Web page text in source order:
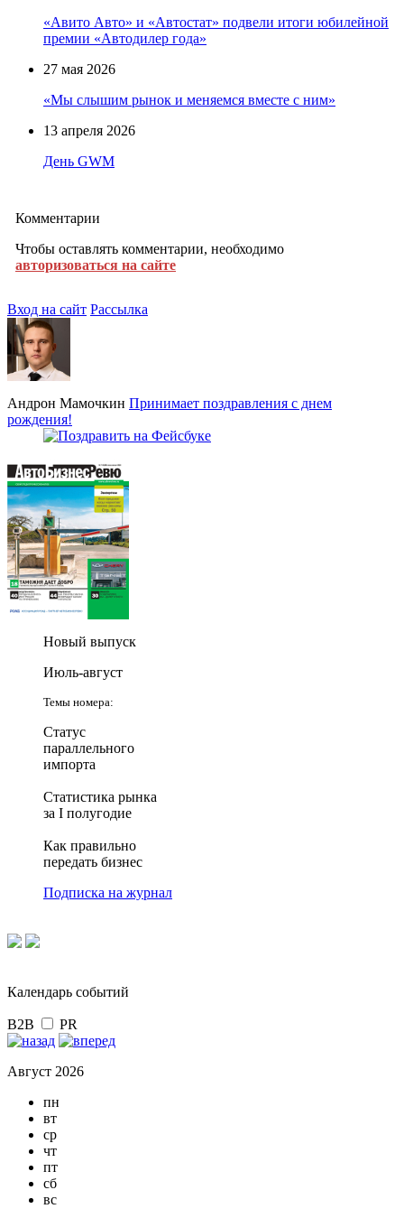
«Авито Авто» и «Автостат» подвели итоги юбилейной
премии «Автодилер года»
27 мая 2026
«Мы слышим рынок и меняемся вместе с ним»
13 апреля 2026
День GWM
Комментарии
Чтобы оставлять комментарии, необходимо
авторизоваться на сайте
Вход на сайт Рассылка
Андрон Мамочкин Принимает поздравления с днем
рождения!
Новый выпуск
Июль-август
Темы номера:
Статус
параллельного
импорта
Статистика рынка
за I полугодие
Как правильно
передать бизнес
Подписка на журнал
Календарь событий
B2B PR
Август 2026
пн
вт
ср
чт
пт
сб
вс